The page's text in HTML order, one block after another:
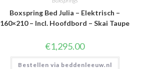
Boxspring Bed Julia – Elektrisch –
160×210 – Incl. Hoofdbord – Skai Taupe
€1,295.00
Bestellen via beddenleeuw.nl